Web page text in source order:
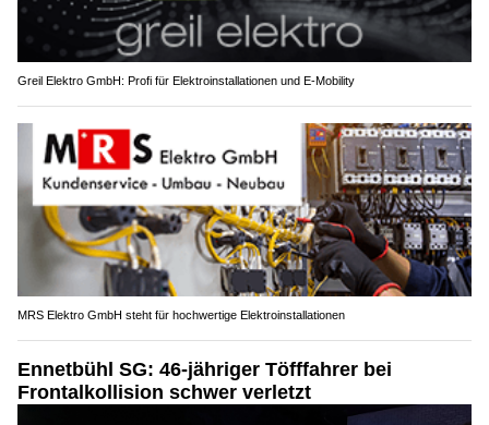
Greil Elektro GmbH: Profi für Elektroinstallationen und E-Mobility
MRS Elektro GmbH steht für hochwertige Elektroinstallationen
Ennetbühl SG: 46-jähriger Töfffahrer bei
Frontalkollision schwer verletzt